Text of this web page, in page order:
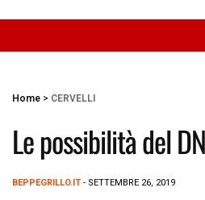
Home > CERVELLI
Le possibilità del
BEPPEGRILLO.IT - SETTEMBRE 26, 2019